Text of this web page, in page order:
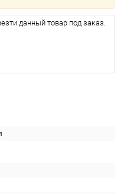
данный товар под заказ.